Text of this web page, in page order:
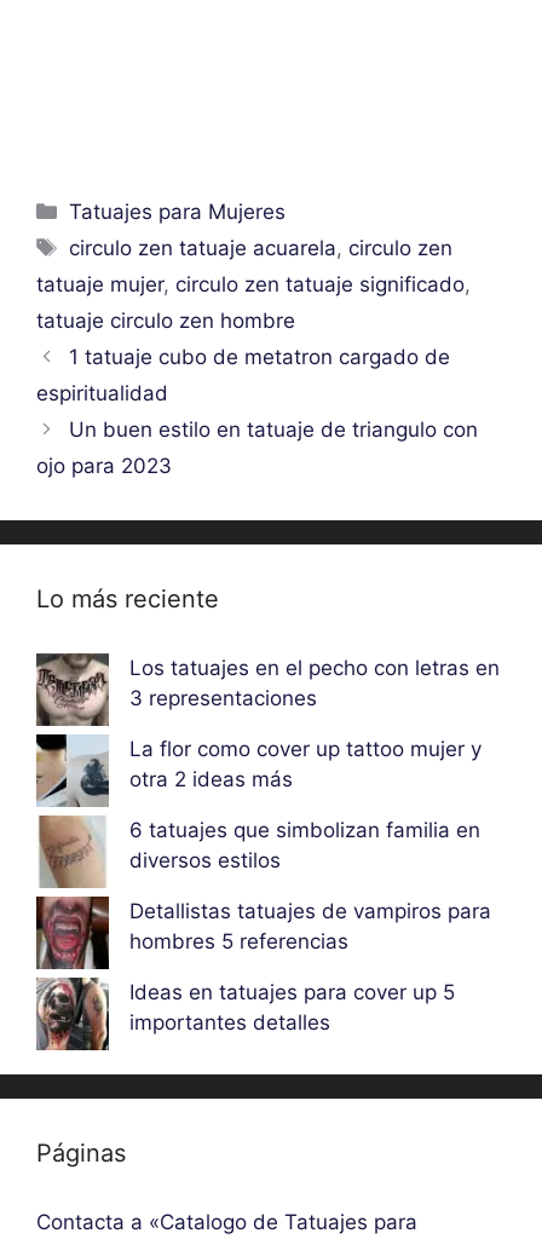
Categorías
Tatuajes para Mujeres
Etiquetas
circulo zen tatuaje acuarela,circulo zen
tatuaje mujer, circulo zen tatuaje significado,
tatuaje circulo zen hombre
1 tatuaje cubo de metatron cargado de
espiritualidad
Un buen estilo en tatuaje de triangulo con
ojo para 2023
Lo más reciente
Los tatuajes en el pecho con letras en
3 representaciones
La flor como cover up tattoo mujer y
otra 2 ideas más
6 tatuajes que simbolizan familia en
diversos estilos
Detallistas tatuajes de vampiros para
hombres 5 referencias
Ideas en tatuajes para cover up 5
importantes detalles
Páginas
Contacta a «Catalogo de Tatuajes para